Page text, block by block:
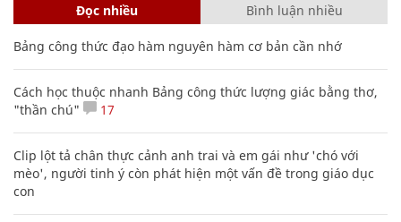
Đọc nhiều Bình luận nhiều
Bảng công thức đạo hàm nguyên hàm cơ bản cần nhớ
Cách học thuộc nhanh Bảng công thức lượng giác bằng thơ,
"thần chú"
17
Clip lột tả chân thực cảnh anh trai và em gái như 'chó với
mèo', người tinh ý còn phát hiện một vấn đề trong giáo dục
con